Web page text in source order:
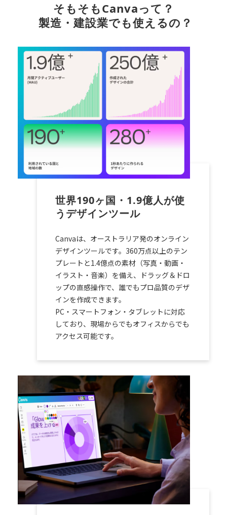
そもそもCanvaって？
製造・建設業でも使えるの？
世界190ヶ国・1.9億人が使
うデザインツール
Canvaは、オーストラリア発のオンライン
デザインツールです。360万点以上のテン
プレートと1.4億点の素材（写真・動画・
イラスト・音楽）を備え、ドラッグ＆ドロ
ップの直感操作で、誰でもプロ品質のデザ
インを作成できます。
PC・スマートフォン・タブレットに対応
しており、現場からでもオフィスからでも
アクセス可能です。